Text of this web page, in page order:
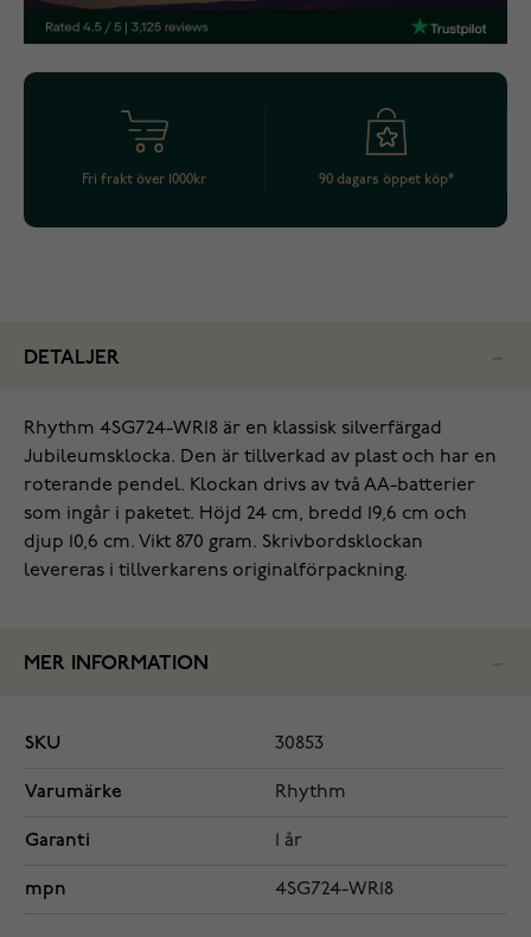
Fri frakt över 1000kr 90 dagars öppet köp*
DETALJER
Rhythm 4SG724-WR18 är en klassisk silverfärgad
Jubileumsklocka. Den är tillverkad av plast och har en
roterande pendel. Klockan drivs av två AA-batterier
som ingår i paketet. Höjd 24 cm, bredd 19,6 cm och
djup 10,6 cm. Vikt 870 gram. Skrivbordsklockan
levereras i tillverkarens originalförpackning.
MER INFORMATION
SKU 30853
Varumärke Rhythm
Garanti 1 år
mpn 4SG724-WR18